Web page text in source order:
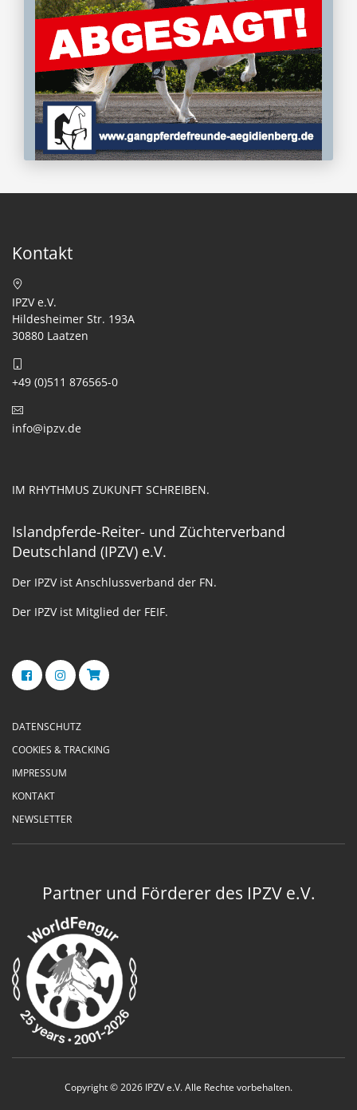
Kontakt
IPZV e.V.
Hildesheimer Str. 193A
30880 Laatzen
+49 (0)511 876565-0
info@ipzv.de
IM RHYTHMUS ZUKUNFT SCHREIBEN.
Islandpferde-Reiter- und Züchterverband
Deutschland (IPZV) e.V.
Der IPZV ist Anschlussverband der FN.
Der IPZV ist Mitglied der FEIF.
DATENSCHUTZ
COOKIES & TRACKING
IMPRESSUM
KONTAKT
NEWSLETTER
Partner und Förderer des IPZV e.V.
Copyright © 2026 IPZV e.V. Alle Rechte vorbehalten.